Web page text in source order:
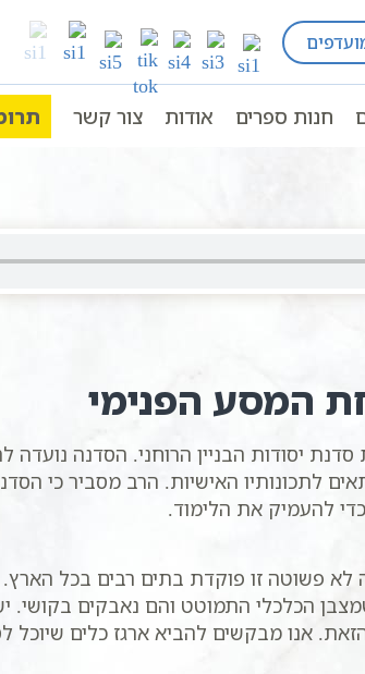
חנות ספרים אודות צור קשר
הקדוש יסודות הבניין הרוחני -
המסע הפנימי
יסודות הבניין הרוחני. הסדנה נועדה
לתכונותיו האישיות. הרב מסביר כי
כדי להעמיק את הלימוד.
פשוטה זו פוקדת בתים רבים בכל הארץ.
הכלכלי התמוטט והם נאבקים בקושי.
אנו מבקשים להביא ארגז כלים שיוכל